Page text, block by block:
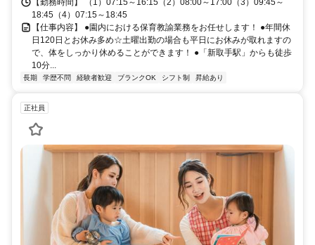
【勤務時間】 （1）07:15～16:15（2）08:00～17:00（3）09:45～
18:45（4）07:15～18:45
【仕事内容】 ●園内における保育教諭業務をお任せします！ ●年間休
日120日とお休み多め☆土曜出勤の場合も平日にお休みが取れますの
で、体をしっかり休めることができます！ ●「新取手駅」からも徒歩
10分...
長期 学歴不問 経験者歓迎 ブランクOK シフト制 昇給あり
正社員